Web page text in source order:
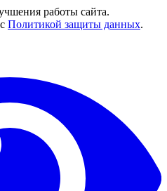
работы сайта.
Политикой защиты данных.